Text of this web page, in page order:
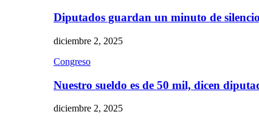
Diputados guardan un minuto de
diciembre 2, 2025
Congreso
Nuestro sueldo es de 50 mil, dicen
diciembre 2, 2025